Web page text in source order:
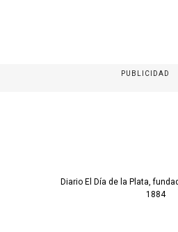
PUBLICIDAD
Diario El Día de la Plata,
1884